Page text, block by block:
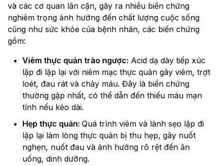
và các cơ quan lân cận, gây ra nhiều biến chứng
nghiêm trọng ảnh hưởng đến chất lượng cuộc sống
cũng như sức khỏe của bệnh nhân, các biến chứng
gồm:
Viêm thực quản trào ngược: Acid dạ dày tiếp xúc
lặp đi lặp lại với niêm mạc thực quản gây viêm, trợt
loét, đau rát và chảy máu. Đây là biến chứng
thường gặp nhất, có thể dẫn đến thiếu máu mạn
tính nếu kéo dài.
Hẹp thực quản: Quá trình viêm và lành sẹo lặp đi
lặp lại làm lòng thực quản bị thu hẹp, gây nuốt
nghẹn, nuốt đau và ảnh hưởng rõ rệt đến ăn
uống, dinh dưỡng.